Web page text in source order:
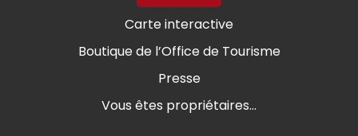
Carte interactive
Boutique de l’Office de Tourisme
Presse
Vous êtes propriétaires...